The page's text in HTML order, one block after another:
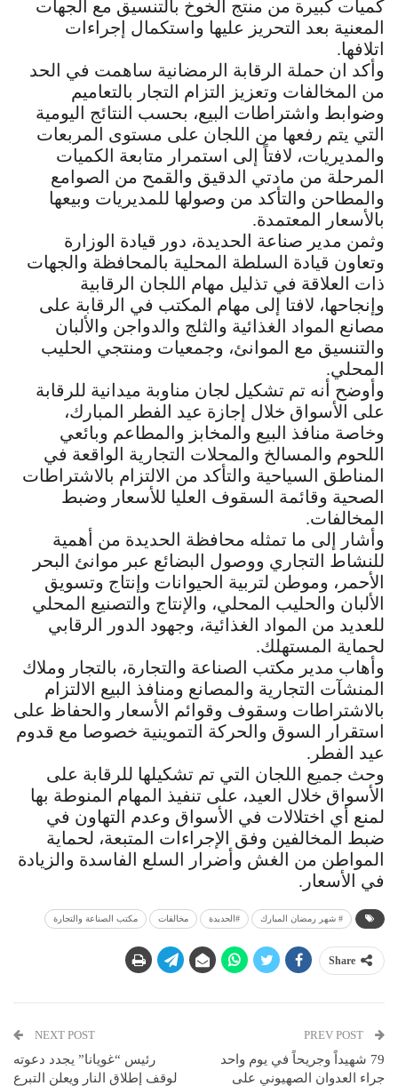
كميات كبيرة من منتج الخوخ بالتنسيق مع الجهات
المعنية بعد التحريز عليها واستكمال إجراءات
اتلافها.
وأكد ان حملة الرقابة الرمضانية ساهمت في الحد
من المخالفات وتعزيز التزام التجار بالتعاميم
وضوابط واشتراطات البيع، بحسب النتائج اليومية
التي يتم رفعها من اللجان على مستوى المربعات
والمديريات، لافتاً إلى استمرار متابعة الكميات
المرحلة من مادتي الدقيق والقمح من الصوامع
والمطاحن والتأكد من وصولها للمديريات وبيعها
بالأسعار المعتمدة.
وثمن مدير صناعة الحديدة، دور قيادة الوزارة
وتعاون قيادة السلطة المحلية بالمحافظة والجهات
ذات العلاقة في تذليل مهام اللجان الرقابية
وإنجاحها، لافتا إلى مهام المكتب في الرقابة على
مصانع المواد الغذائية والثلج والدواجن والألبان
والتنسيق مع الموانئ، وجمعيات ومنتجي الحليب
المحلي.
وأوضح أنه تم تشكيل لجان مناوبة ميدانية للرقابة
على الأسواق خلال إجازة عيد الفطر المبارك،
وخاصة منافذ البيع والمخابز والمطاعم وبائعي
اللحوم والمسالخ والمحلات التجارية الواقعة في
المناطق السياحية والتأكد من الالتزام بالاشتراطات
الصحية وقائمة السقوف العليا للأسعار وضبط
المخالفات.
وأشار إلى ما تمثله محافظة الحديدة من أهمية
للنشاط التجاري ووصول البضائع عبر موانئ البحر
الأحمر، وموطن لتربية الحيوانات وإنتاج وتسويق
الألبان والحليب المحلي، والإنتاج والتصنيع المحلي
للعديد من المواد الغذائية، وجهود الدور الرقابي
لحماية المستهلك.
وأهاب مدير مكتب الصناعة والتجارة، بالتجار وملاك
المنشآت التجارية والمصانع ومنافذ البيع الالتزام
بالاشتراطات وسقوف وقوائم الأسعار والحفاظ على
استقرار السوق والحركة التموينية خصوصا مع قدوم
عيد الفطر.
وحث جميع اللجان التي تم تشكيلها للرقابة على
الأسواق خلال العيد، على تنفيذ المهام المنوطة بها
لمنع أي اختلالات في الأسواق وعدم التهاون في
ضبط المخالفين وفق الإجراءات المتبعة، لحماية
المواطن من الغش وأضرار السلع الفاسدة والزيادة
في الأسعار.
# شهر رمضان المبارك #الحديدة مخالفات مكتب الصناعة والتجارة
Share
79 شهيداً وجريحاً في يوم واحد
جراء العدوان الصهيوني على
NEXT POST
رئيس “غويانا” يجدد دعوته
لوقف إطلاق النار ويعلن التبرع